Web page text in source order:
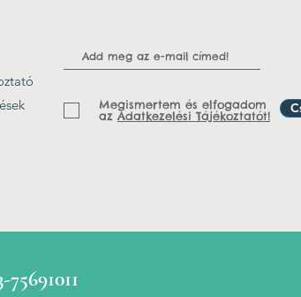
Megismertem és elfogadom
az Adatkezelési Tájékoztatót!